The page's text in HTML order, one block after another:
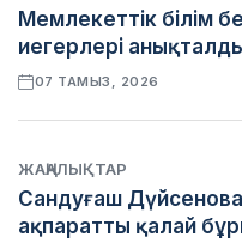
Мемлекеттік білім
иегерлері
07 ТАМЫЗ, 2026
ЖАҢАЛЫҚТАР
Сандуғаш
ақпаратты қалай